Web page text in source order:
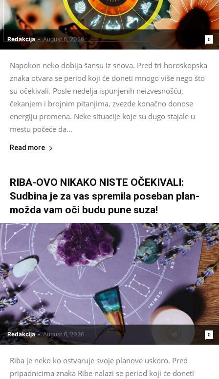
Redakcija - August 6, 2026 0
Napokon neko dobija šansu iz snova. Pred tri horoskopska
znaka otvara se period koji će doneti mnogo više nego što
su očekivali. Posle nedelja ispunjenih neizvesnošću,
čekanjem i brojnim pitanjima, zvezde konačno donose
energiju promena. Neke situacije koje su dugo stajale u
mestu počeće da...
Read more
RIBA-OVO NIKAKO NISTE OČEKIVALI:
Sudbina je za vas spremila poseban plan-
možda vam oči budu pune suza!
Redakcija - August 6, 2026 0
Riba je neko ko ostvaruje svoje planove uskoro. Pred
pripadnicima znaka Ribe nalazi se period koji će doneti